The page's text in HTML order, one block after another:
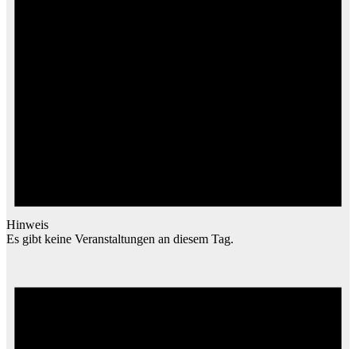
Hinweis
Es gibt keine Veranstaltungen an diesem Tag.